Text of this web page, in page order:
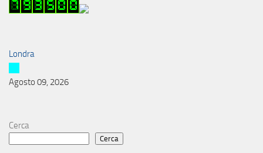
Londra
Agosto 09, 2026
Cerca
Cerca